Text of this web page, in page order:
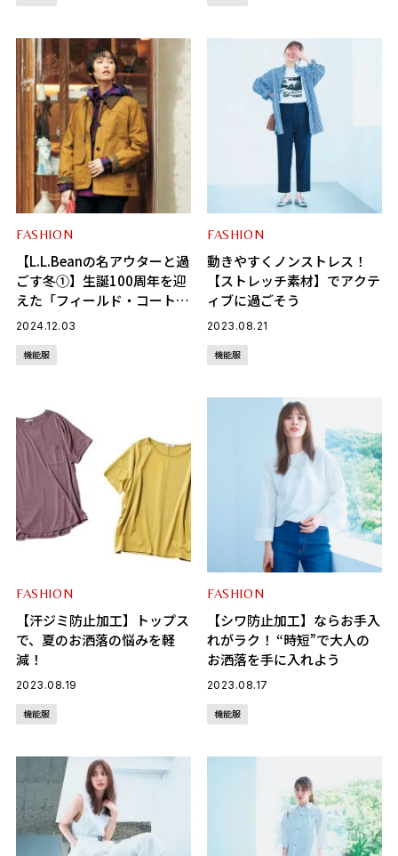
FASHION
【L.L.Beanの名アウターと過
ごす冬①】生誕100周年を迎
えた「フィールド・コート」
でオーセンティックな着こな
2024.12.03
機能服
FASHION
動きやすくノンストレス！
【ストレッチ素材】でアクテ
ィブに過ごそう
2023.08.21
機能服
FASHION
【汗ジミ防止加工】トップス
で、夏のお洒落の悩みを軽
減！
2023.08.19
機能服
FASHION
【シワ防止加工】ならお手入
れがラク！ “時短”で大人の
お洒落を手に入れよう
2023.08.17
機能服